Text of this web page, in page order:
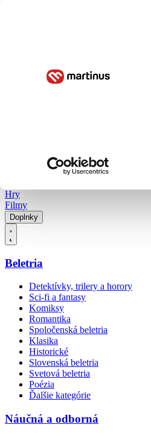
Hry
Filmy
Doplnky
Beletria
Detektívky, trilery a horory
Sci-fi a fantasy
Komiksy
Romantika
Spoločenská beletria
Klasika
Historické
Slovenská beletria
Svetová beletria
Poézia
Ďalšie kategórie
Náučná a odborná